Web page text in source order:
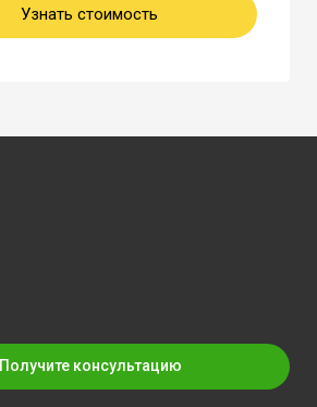
Узнать стоимость
Получите консультацию